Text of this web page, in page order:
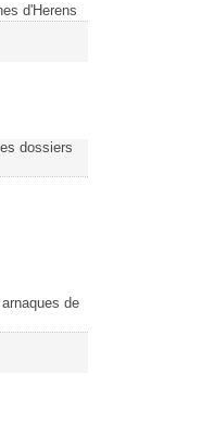
d'Herens
dossiers
de